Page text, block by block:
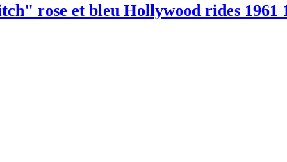
rose et bleu Hollywood rides 1961